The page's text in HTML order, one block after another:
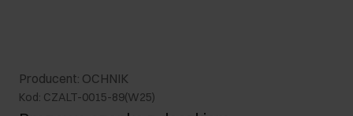
Producent: OCHNIK
Kod: CZALT-0015-89(W25)